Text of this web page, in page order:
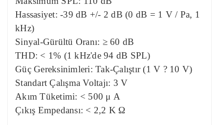
Hassasiyet: -39 dB +/- 2 dB (0 dB = 1 V / Pa, 1
kHz)
Sinyal-Gürültü Oranı: ≥ 60 dB
THD: < 1% (1 kHz'de 94 dB SPL)
Güç Gereksinimleri: Tak-Çalıştır (1 V ? 10 V)
Standart Çalışma Voltajı: 3 V
Akım Tüketimi: < 500 μ A
Çıkış Empedansı: < 2,2 K Ω